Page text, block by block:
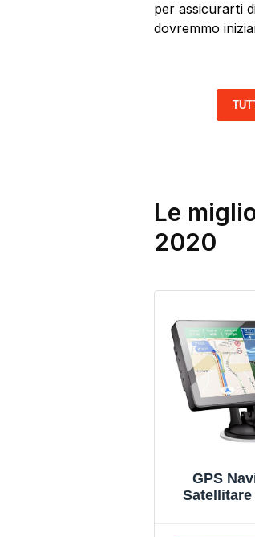
per assicurarti
dovremmo
Le
2020
GPS